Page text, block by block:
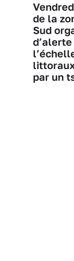
de la
Sud
par un